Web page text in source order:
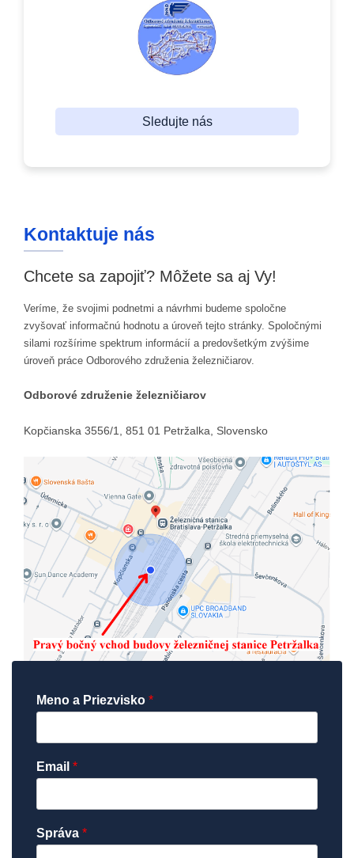
Sledujte nás
Kontaktuje nás
Chcete sa zapojiť? Môžete sa aj Vy!
Veríme, že svojimi podnetmi a návrhmi budeme spoločne
zvyšovať informačnú hodnotu a úroveň tejto stránky. Spoločnými
silami rozšírime spektrum informácií a predovšetkým zvýšime
úroveň práce Odborového združenia železničiarov.
Odborové združenie železničiarov
Kopčianska 3556/1, 851 01 Petržalka, Slovensko
Meno a Priezvisko *
Email *
Správa *